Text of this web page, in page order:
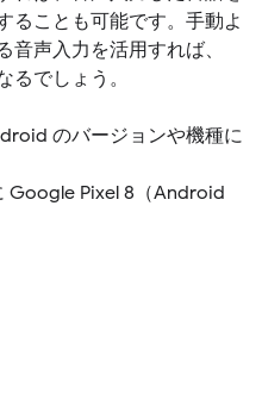
ることも可能です。手動よ
音声入力を活用すれば、
でしょう。
のバージョンや機種に
Google Pixel 8（Android